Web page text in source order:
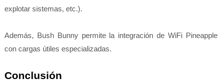
explotar sistemas, etc.).
Además, Bush Bunny permite la integración de WiFi Pineapple
con cargas útiles especializadas.
Conclusión